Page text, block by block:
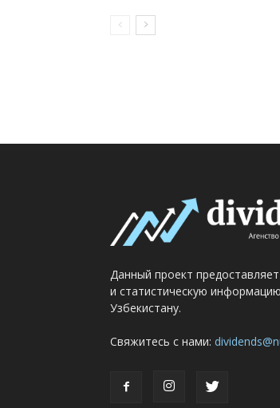
Данный проект
и статистическую
Узбекистану.
Свяжитесь с нами: